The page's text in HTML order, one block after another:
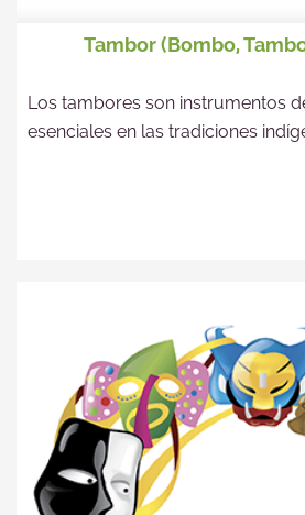
Tambor (Bombo,
Los tambores son instrumentos
esenciales en las tradiciones